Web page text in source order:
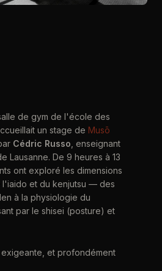
salle de gym de l'école des
un stage de Musō
Cédric Russo , enseignant
Lausanne. De 9 heures à 13
ont exploré les dimensions
l'iaido et du kenjutsu — des
à la physiologie du
par le shisei (posture) et
et profondément